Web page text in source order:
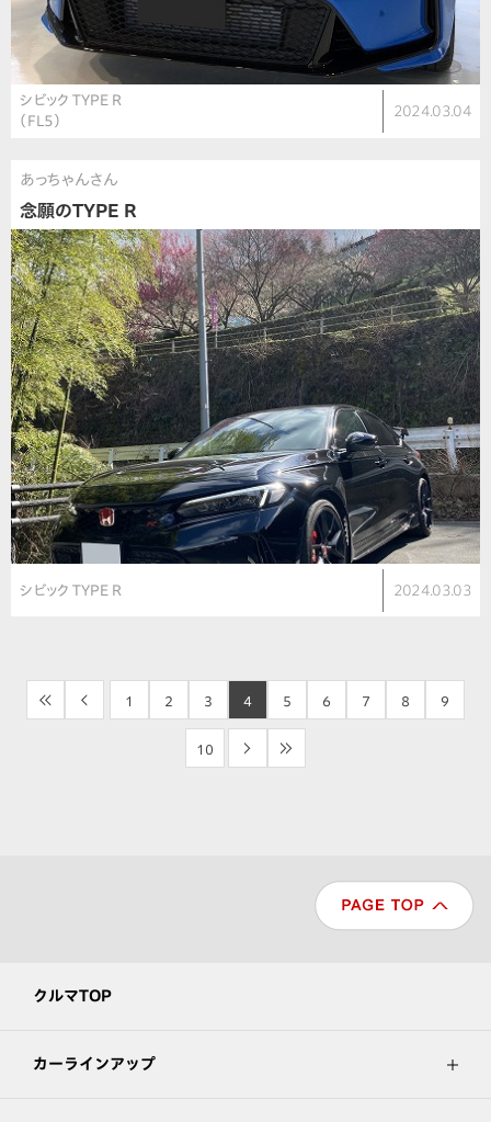
シビック TYPE R
（FL5）
2024.03.04
あっちゃんさん
念願のTYPE R
シビック TYPE R 2024.03.03
<< < 1 2 3 4 5 6 7 8 9
10 > >>
クルマTOP
カーラインアップ